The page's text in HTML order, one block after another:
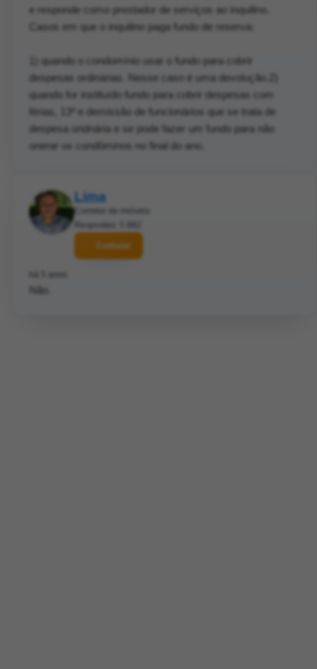
e responde como prestador de serviços ao inquilino.
Casos em que o inquilino paga fundo de reserva:
1) quando o condomínio usar o fundo para cobrir
despesas ordinárias. Nesse caso é uma devolução.2)
quando for instituído fundo para cobrir despesas com
férias, 13º e demissão de funcionários que se trata de
despesa oridnária e se pode fazer um fundo para não
onerar os condôminos no final do ano.
Lima
Contatar
Não.